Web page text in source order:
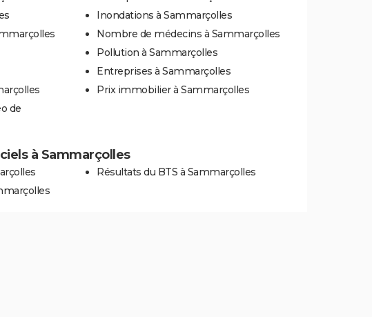
de
Inondations à Sammarçolles
Nombre de médecins à Sammarçolles
Pollution à Sammarçolles
Entreprises à Sammarçolles
Prix immobilier à Sammarçolles
à Sammarçolles
Résultats du BTS à Sammarçolles